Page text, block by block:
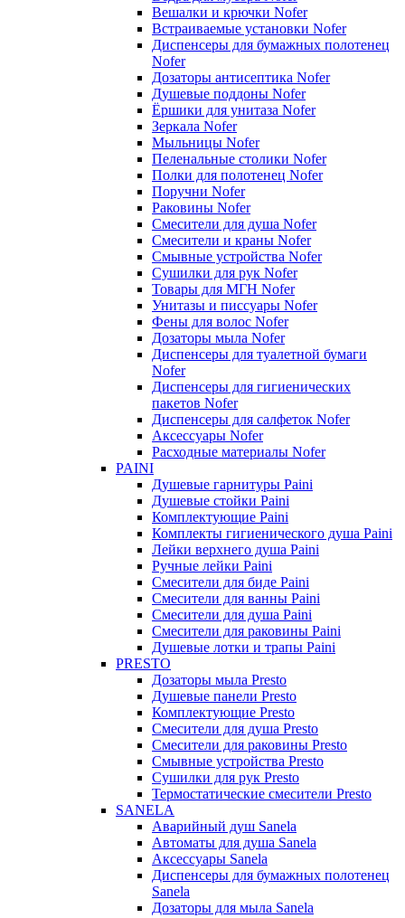
Вешалки и крючки Nofer
Встраиваемые установки Nofer
Диспенсеры для бумажных полотенец
Nofer
Дозаторы антисептика Nofer
Душевые поддоны Nofer
Ёршики для унитаза Nofer
Зеркала Nofer
Мыльницы Nofer
Пеленальные столики Nofer
Полки для полотенец Nofer
Поручни Nofer
Раковины Nofer
Смесители для душа Nofer
Смесители и краны Nofer
Смывные устройства Nofer
Сушилки для рук Nofer
Товары для МГН Nofer
Унитазы и писсуары Nofer
Фены для волос Nofer
Дозаторы мыла Nofer
Диспенсеры для туалетной бумаги
Nofer
Диспенсеры для гигиенических
пакетов Nofer
Диспенсеры для салфеток Nofer
Аксессуары Nofer
Расходные материалы Nofer
PAINI
Душевые гарнитуры Paini
Душевые стойки Paini
Комплектующие Paini
Комплекты гигиенического душа Paini
Лейки верхнего душа Paini
Ручные лейки Paini
Смесители для биде Paini
Смесители для ванны Paini
Смесители для душа Paini
Смесители для раковины Paini
Душевые лотки и трапы Paini
PRESTO
Дозаторы мыла Presto
Душевые панели Presto
Комплектующие Presto
Смесители для душа Presto
Смесители для раковины Presto
Смывные устройства Presto
Сушилки для рук Presto
Термостатические смесители Presto
SANELA
Аварийный душ Sanela
Автоматы для душа Sanela
Аксессуары Sanela
Диспенсеры для бумажных полотенец
Sanela
Дозаторы для мыла Sanela